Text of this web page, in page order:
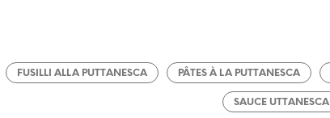
FUSILLI ALLA PUTTANESCA PÂTES À LA PUTTANESCA
SAUCE UTTANESCA